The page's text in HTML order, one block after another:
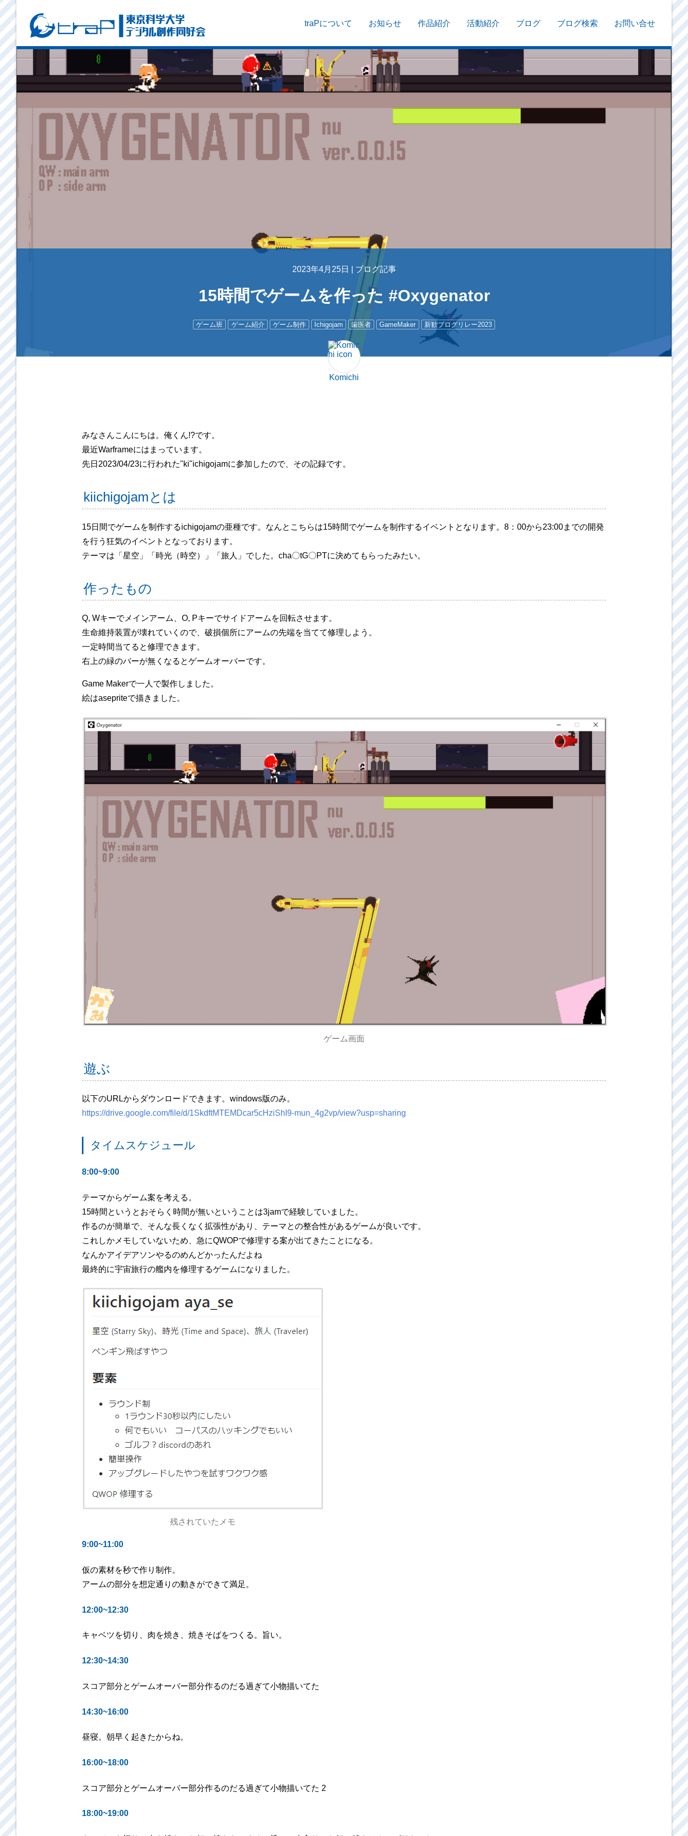
traPについて お知らせ 作品紹介 活動紹介 ブログ ブログ検索 お問い合せ
2023年4月25日 | ブログ記事
15時間でゲームを作った #Oxygenator
ゲーム班 ゲーム紹介 ゲーム制作 Ichigojam 歯医者 GameMaker 新歓ブログリレー2023
Komichi
みなさんこんにちは。俺くん!?です。
最近Warframeにはまっています。
先日2023/04/23に行われた"ki"ichigojamに参加したので、その記録です。
kiichigojamとは
15日間でゲームを制作するichigojamの亜種です。なんとこちらは15時間でゲームを制作するイベントとなります。8：00から23:00までの開発
を行う狂気のイベントとなっております。
テーマは「星空」「時光（時空）」「旅人」でした。cha〇tG〇PTに決めてもらったみたい。
作ったもの
Q, Wキーでメインアーム、O, Pキーでサイドアームを回転させます。
生命維持装置が壊れていくので、破損個所にアームの先端を当てて修理しよう。
一定時間当てると修理できます。
右上の緑のバーが無くなるとゲームオーバーです。
Game Makerで一人で製作しました。
絵はasepriteで描きました。
ゲーム画面
遊ぶ
以下のURLからダウンロードできます。windows版のみ。
https://drive.google.com/file/d/1SkdftMTEMDcar5cHziShI9-mun_4g2vp/view?usp=sharing
タイムスケジュール
8:00~9:00
テーマからゲーム案を考える。
15時間というとおそらく時間が無いということは3jamで経験していました。
作るのが簡単で、そんな長くなく拡張性があり、テーマとの整合性があるゲームが良いです。
これしかメモしていないため、急にQWOPで修理する案が出てきたことになる。
なんかアイデアソンやるのめんどかったんだよね
最終的に宇宙旅行の艦内を修理するゲームになりました。
残されていたメモ
9:00~11:00
仮の素材を秒で作り制作。
アームの部分を想定通りの動きができて満足。
12:00~12:30
キャベツを切り、肉を焼き、焼きそばをつくる。旨い。
12:30~14:30
スコア部分とゲームオーバー部分作るのだる過ぎて小物描いてた
14:30~16:00
昼寝。朝早く起きたからね。
16:00~18:00
スコア部分とゲームオーバー部分作るのだる過ぎて小物描いてた 2
18:00~19:00